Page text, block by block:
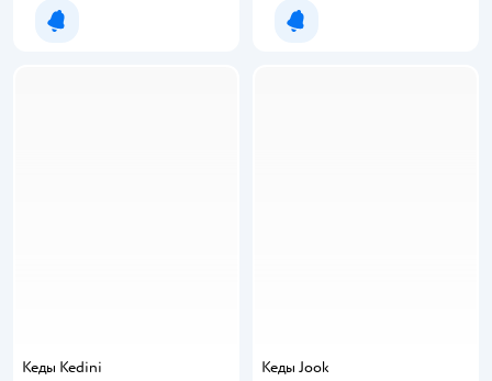
Уведомить о появлении Уведомить о появлении
Кеды Kedini
Кеды Jook